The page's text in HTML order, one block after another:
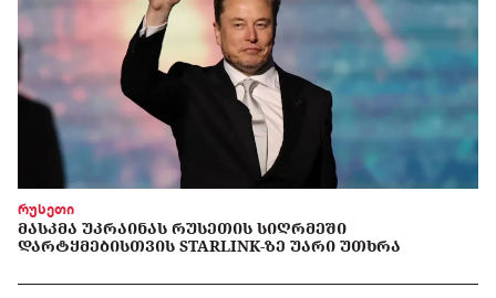
რუსეთი
ᲛᲐᲡᲙᲛᲐ ᲣᲙᲠᲐᲘᲜᲐᲡ ᲠᲣᲡᲔᲗᲘᲡ ᲡᲘᲦᲠᲛᲔᲨᲘ
ᲓᲐᲠᲢᲧᲛᲔᲑᲘᲡᲗᲕᲘᲡ STARLINK-ᲖᲔ ᲣᲐᲠᲘ ᲣᲗᲮᲠᲐ